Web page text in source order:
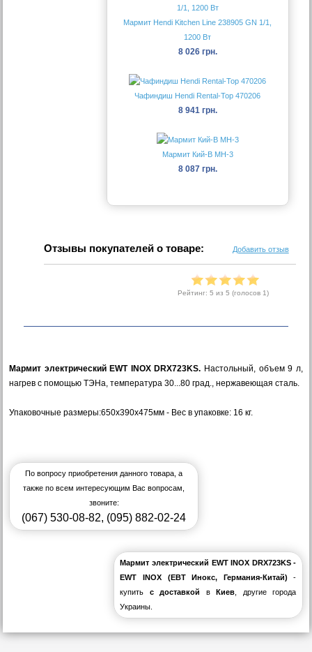
Мармит Hendi Kitchen Line 238905 GN 1/1,
1200 Вт
8 026 грн.
Чафиндиш Hendi Rental-Top 470206
8 941 грн.
Мармит Кий-В МН-3
8 087 грн.
Отзывы покупателей о товаре: Добавить отзыв
Рейтинг: 5 из 5 (голосов 1)
Мармит электрический EWT INOX DRX723KS. Настольный, объем 9 л,
нагрев с помощью ТЭНа, температура 30...80 град., нержавеющая сталь.
Упаковочные размеры:650х390х475мм - Вес в упаковке: 16 кг.
По вопросу приобретения данного товара, а
также по всем интересующим Вас вопросам,
звоните:
(067) 530-08-82, (095) 882-02-24
Мармит электрический EWT INOX DRX723KS -
EWT INOX (EВT Инокс, Германия-Китай)-
купить с доставкой вКиев , другие города
Украины.